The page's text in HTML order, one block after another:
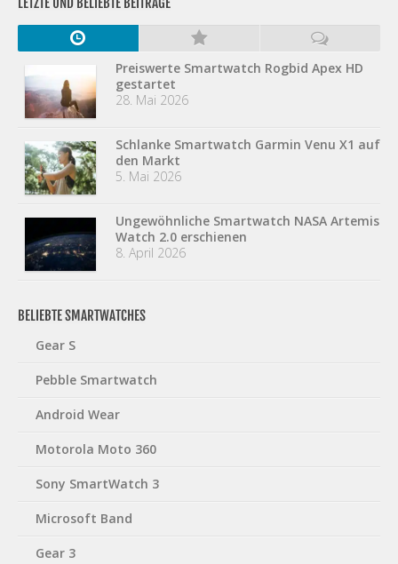
Preiswerte Smartwatch Rogbid Apex HD
gestartet
28. Mai 2026
Schlanke Smartwatch Garmin Venu X1 auf
den Markt
5. Mai 2026
Ungewöhnliche Smartwatch NASA Artemis
Watch 2.0 erschienen
8. April 2026
BELIEBTE SMARTWATCHES
Gear S
Pebble Smartwatch
Android Wear
Motorola Moto 360
Sony SmartWatch 3
Microsoft Band
Gear 3